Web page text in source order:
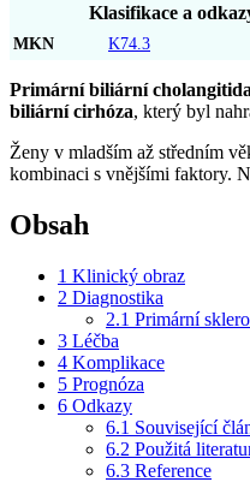
Klasifikace a
MKN K74.3
Primární biliární
biliární cirhóza, který byl
Ženy v mladším až středním
kombinaci s vnějšími faktory.
Obsah
1 Klinický obraz
2 Diagnostika
2.1 Primární
3 Léčba
4 Komplikace
5 Prognóza
6 Odkazy
6.1 Související
6.2 Použitá
6.3 Reference